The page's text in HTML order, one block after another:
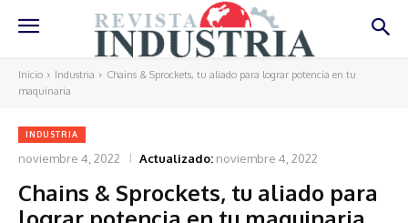
Inicio Industria
Chains & Sprockets, tu aliado para lograr potencia en tu
maquinaria
INDUSTRIA
noviembre 4, 2022 Actualizado: noviembre 4, 2022
Chains & Sprockets, tu aliado para